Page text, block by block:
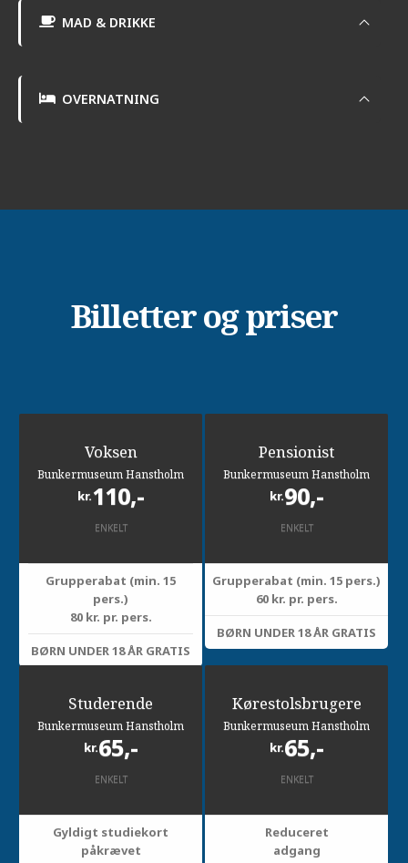
MAD & DRIKKE
OVERNATNING
Billetter og priser
Voksen
Bunkermuseum Hanstholm
kr.110,-
ENKELT
Grupperabat (min. 15
pers.)
80 kr. pr. pers.
BØRN UNDER 18 ÅR GRATIS
Pensionist
Bunkermuseum Hanstholm
kr.90,-
ENKELT
Grupperabat (min. 15 pers.)
60 kr. pr. pers.
BØRN UNDER 18 ÅR GRATIS
Studerende
Bunkermuseum Hanstholm
kr.65,-
ENKELT
Gyldigt studiekort
påkrævet
Kørestolsbrugere
Bunkermuseum Hanstholm
kr.65,-
ENKELT
Reduceret
adgang